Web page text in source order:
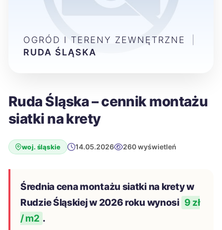
Ruda Śląska – cennik montażu
siatki na krety
woj. śląskie 14.05.2026 260 wyświetleń
Średnia cena montażu siatki na krety w
Rudzie Śląskiej w 2026 roku wynosi 9 zł
/ m2 .
OGRÓD I TERENY ZEWNĘTRZNE
RUDA ŚLĄSKA